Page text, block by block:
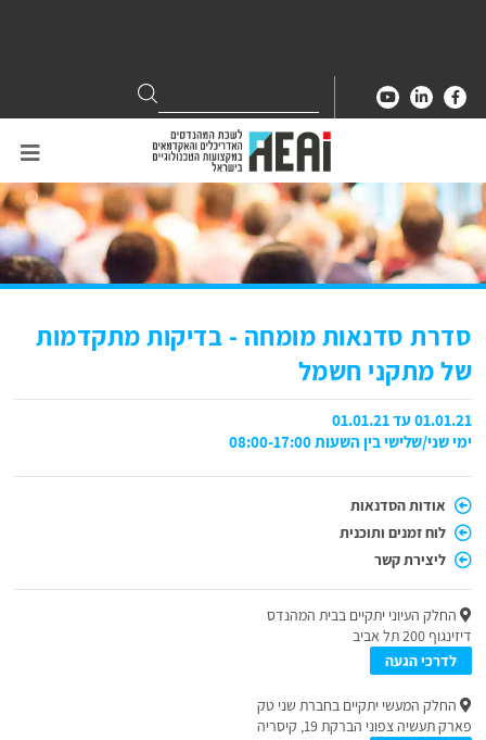
for:
Search
סדרת סדנאות מומחה - בדיקות מתקדמות
של מתקני חשמל
01.01.21 עד 01.01.21
ימי שני/שלישי בין השעות 08:00-17:00
אודות הסדנאות
לוח זמנים ותוכנית
ליצירת קשר
החלק העיוני יתקיים בבית המהנדס
דיזינגוף 200 תל אביב
לדרכי הגעה
החלק המעשי יתקיים בחברת שני טק
פארק תעשיה צפוני הברקת 19, קיסריה